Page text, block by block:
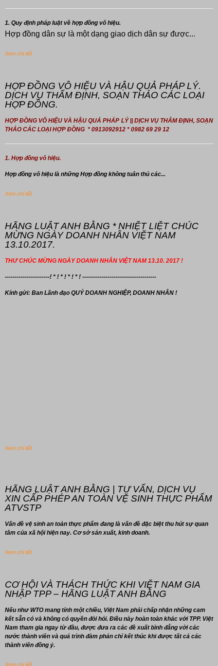
1. Quy định pháp luật về hợp đồng vô hiệu.
Hợp đồng dân sự là một dạng giao dịch dân sự được...
Xem chi tiết
HỢP ĐỒNG VÔ HIỆU VÀ HẬU QUẢ PHÁP LÝ.
DỊCH VỤ THẨM ĐỊNH, SOẠN THẢO CÁC LOẠI
HỢP ĐỒNG.
HỢP ĐỒNG VÔ HIỆU VÀ HẬU QUẢ PHÁP LÝ || DỊCH VỤ THẨM ĐỊNH, SOẠN
THẢO CÁC LOẠI HỢP ĐỒNG * 0913092912 * 0982 69 29 12
1. Hợp đồng vô hiệu.
Hợp đồng vô hiệu là những Hợp đồng không tuân thủ các...
Xem chi tiết
HÃNG LUẬT ANH BẰNG * NHIỆT LIỆT CHÚC
MỪNG NGÀY DOANH NHÂN VIỆT NAM
13.10.2017.
THƯ CHÚC MỪNG NGÀY DOANH NHÂN VIỆT NAM 13.10. 2017 !
-----------------------! * ! * ! * ! * ! --------------------------------------
Kính gửi: Ban Lãnh đạo QUÝ DOANH NGHIỆP, DOANH NHÂN !
Xem chi tiết
HÃNG LUẬT ANH BẰNG | TƯ VẤN, DỊCH VỤ
XIN CẤP PHÉP AN TOÀN VỆ SINH THỰC PHẨM
ATVSTP
Vấn đề vệ sinh an toàn thực phẩm đang là vấn đề đặc biệt thu hút sự quan
tâm của xã hội hiện nay. Cơ sở sản xuất, kinh doanh.
Xem chi tiết
CƠ HỘI VÀ THÁCH THỨC KHI VIỆT NAM GIA
NHẬP TPP – HÃNG LUẬT ANH BẰNG
Nếu như WTO mang tính một chiều, Việt Nam phải chấp nhận những cam
kết sẵn có và không có quyền đòi hỏi. Điều này hoàn toàn khác với TPP. Việt
Nam tham gia ngay từ đầu, được đưa ra các đề xuất bình đẳng với các
nước thành viên và quá trình đàm phán chỉ kết thúc khi được tất cả các
thành viên đồng ý.
Xem chi tiết